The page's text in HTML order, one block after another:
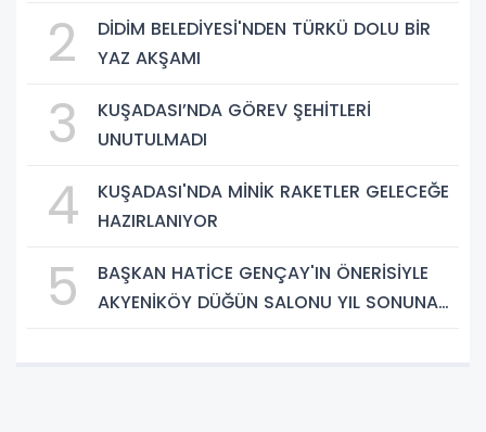
2
DİDİM BELEDİYESİ'NDEN TÜRKÜ DOLU BİR
YAZ AKŞAMI
3
KUŞADASI’NDA GÖREV ŞEHİTLERİ
UNUTULMADI
4
KUŞADASI'NDA MİNİK RAKETLER GELECEĞE
HAZIRLANIYOR
5
BAŞKAN HATİCE GENÇAY'IN ÖNERİSİYLE
AKYENİKÖY DÜĞÜN SALONU YIL SONUNA